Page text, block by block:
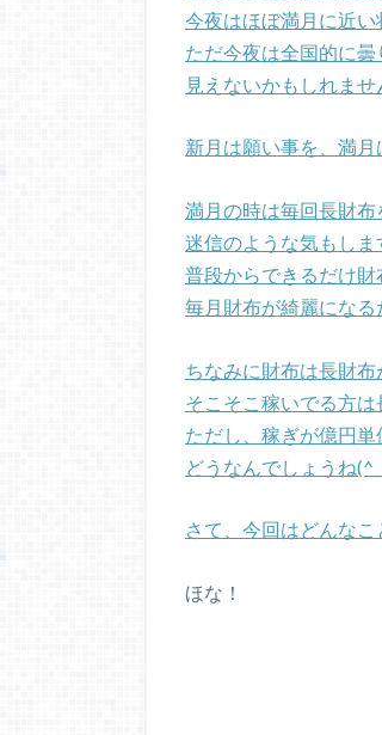
今夜はほぼ満月に近い
ただ今夜は全国的に
見えないかもしれませ
新月は願い事を、満月
満月の時は毎回長財布
迷信のような気もしま
普段からできるだけ財
毎月財布が綺麗になる
ちなみに財布は長財布
そこそこ稼いでる方は
ただし、稼ぎが億円単
どうなんでしょうね
さて、今回はどんな
ほな！